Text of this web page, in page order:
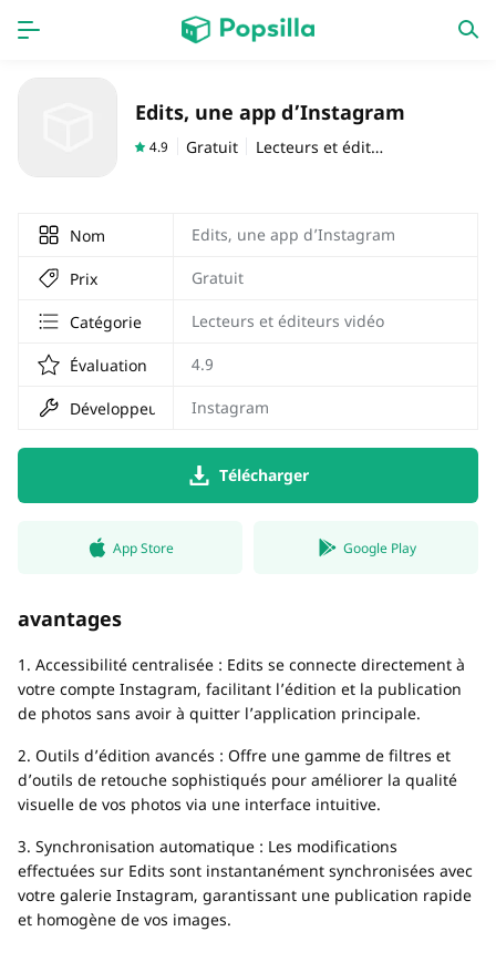
Derniers ajouts
Edits, une app d’Instagram
4.9 Gratuit Lecteurs et éditeurs vidéo
Nom Edits, une app d’Instagram
Prix Gratuit
Catégorie Lecteurs et éditeurs vidéo
Évaluation 4.9
Développeur Instagram
Télécharger
App Store Google Play
avantages
1. Accessibilité centralisée : Edits se connecte directement à
votre compte Instagram, facilitant l’édition et la publication
de photos sans avoir à quitter l’application principale.
2. Outils d’édition avancés : Offre une gamme de filtres et
d’outils de retouche sophistiqués pour améliorer la qualité
visuelle de vos photos via une interface intuitive.
3. Synchronisation automatique : Les modifications
effectuées sur Edits sont instantanément synchronisées avec
votre galerie Instagram, garantissant une publication rapide
et homogène de vos images.